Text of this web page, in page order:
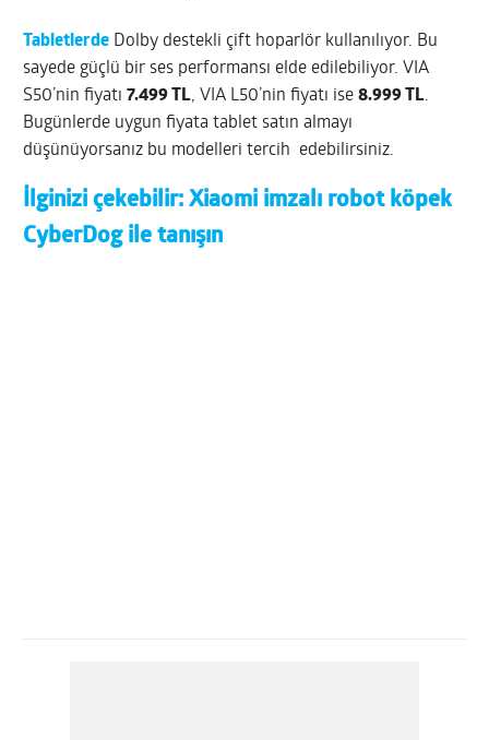
Tabletlerde Dolby destekli çift hoparlör kullanılıyor. Bu
sayede güçlü bir ses performansı elde edilebiliyor. VIA
S50’nin fiyatı7.499 TL, VIA L50’nin fiyatı ise8.999 TL.
Bugünlerde uygun fiyata tablet satın almayı
düşünüyorsanız bu modelleri tercih edebilirsiniz.
İlginizi çekebilir:Xiaomi imzalı robot köpek
CyberDog ile tanışın